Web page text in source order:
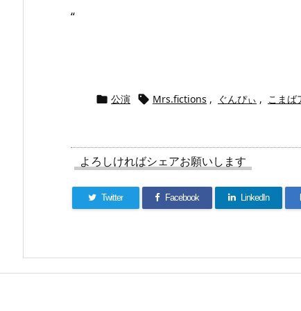
“
 公演  Mrs.fictions , ぐんぴぃ , こまば
よろしければシェアお願いします
Twitter Facebook LinkedIn